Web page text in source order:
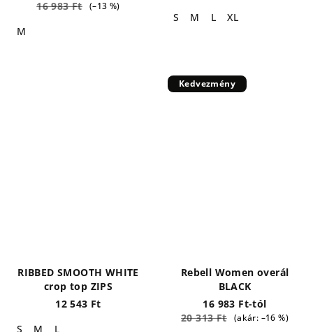
16 983 Ft (–13 %)
M
S M L XL
RIBBED SMOOTH WHITE
crop top ZIPS
12 543 Ft
S
M L
Kedvezmény
Rebell Women overál
BLACK
16 983 Ft-tól
20 313 Ft
(akár: –16 %)